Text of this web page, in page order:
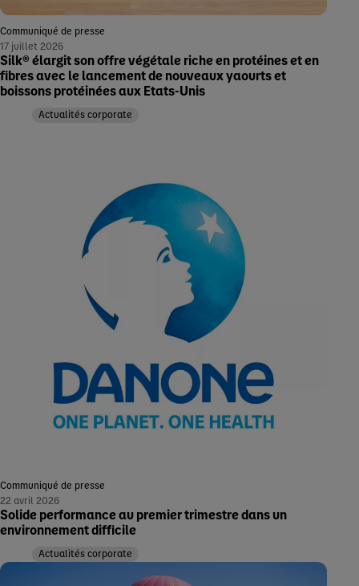
Communiqué de presse
17 juillet 2026
Silk® élargit son offre végétale riche en protéines et en
fibres avec le lancement de nouveaux yaourts et
boissons protéinées aux Etats-Unis
Actualités corporate
Communiqué de presse
22 avril 2026
Solide performance au premier trimestre dans un
environnement difficile
Actualités corporate